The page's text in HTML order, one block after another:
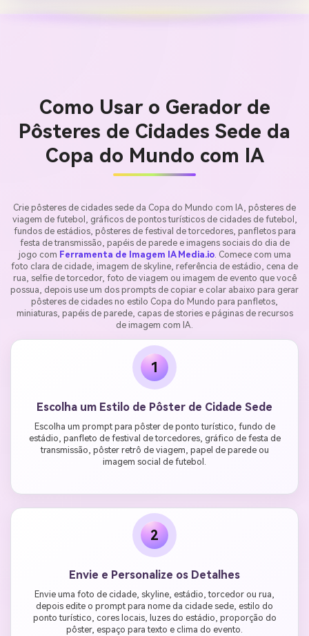
Como Usar o Gerador de
Pôsteres de Cidades Sede da
Copa do Mundo com IA
Crie pôsteres de cidades sede da Copa do Mundo com IA, pôsteres de
viagem de futebol, gráficos de pontos turísticos de cidades de futebol,
fundos de estádios, pôsteres de festival de torcedores, panfletos para
festa de transmissão, papéis de parede e imagens sociais do dia de
jogo com Ferramenta de Imagem IA Media.io. Comece com uma
foto clara de cidade, imagem de skyline, referência de estádio, cena de
rua, selfie de torcedor, foto de viagem ou imagem de evento que você
possua, depois use um dos prompts de copiar e colar abaixo para gerar
pôsteres de cidades no estilo Copa do Mundo para panfletos,
miniaturas, papéis de parede, capas de stories e páginas de recursos
de imagem com IA.
1
Escolha um Estilo de Pôster de Cidade Sede
Escolha um prompt para pôster de ponto turístico, fundo de
estádio, panfleto de festival de torcedores, gráfico de festa de
transmissão, pôster retrô de viagem, papel de parede ou
imagem social de futebol.
2
Envie e Personalize os Detalhes
Envie uma foto de cidade, skyline, estádio, torcedor ou rua,
depois edite o prompt para nome da cidade sede, estilo do
ponto turístico, cores locais, luzes do estádio, proporção do
pôster, espaço para texto e clima do evento.